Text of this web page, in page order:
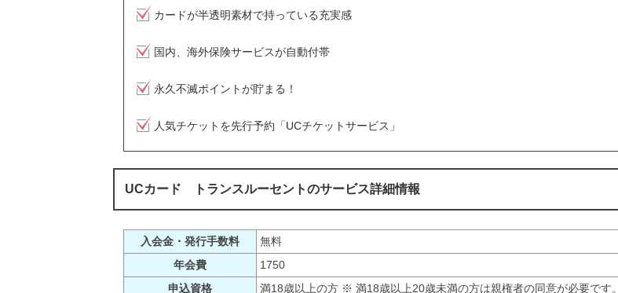
カードが半透明素材で持っている充実感
国内、海外保険サービスが自動付帯
永久不滅ポイントが貯まる！
人気チケットを先行予約「UCチケットサービス」
UCカード トランスルーセントのサービス詳細情報
入会金・発行手数料
無料
年会費
1750
申込資格
満18歳以上の方 ※ 満18歳以上20歳未満の方は親権者の同意が必要です。